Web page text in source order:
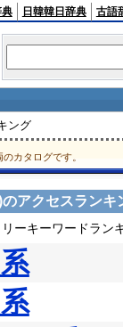
典 日韓韓日辞典 古語
ング
カタログです。
アクセスランキ
ーキーワードラン